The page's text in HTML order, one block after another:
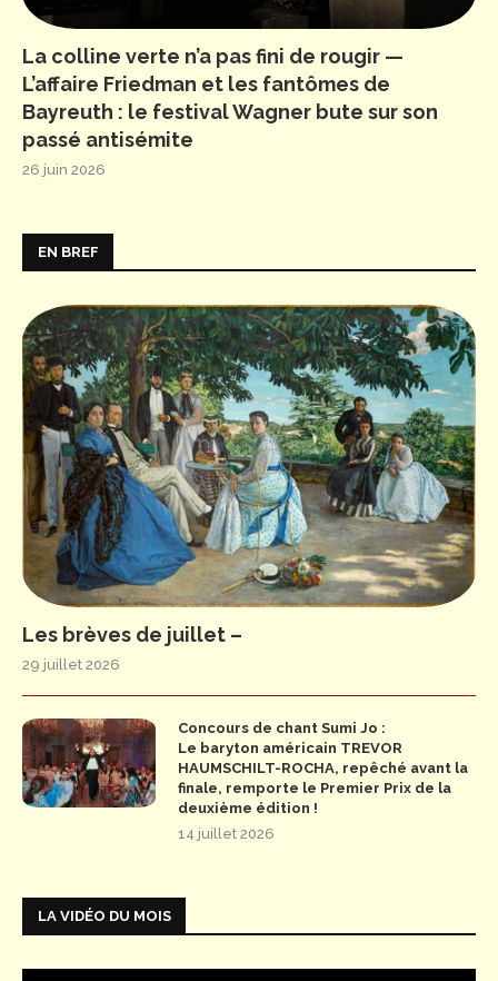
La colline verte n’a pas fini de rougir —
L’affaire Friedman et les fantômes de
Bayreuth : le festival Wagner bute sur son
passé antisémite
26 juin 2026
EN BREF
Les brèves de juillet –
29 juillet 2026
Concours de chant Sumi Jo :
Le baryton américain TREVOR
HAUMSCHILT-ROCHA, repêché avant la
finale, remporte le Premier Prix de la
deuxième édition !
14 juillet 2026
LA VIDÉO DU MOIS